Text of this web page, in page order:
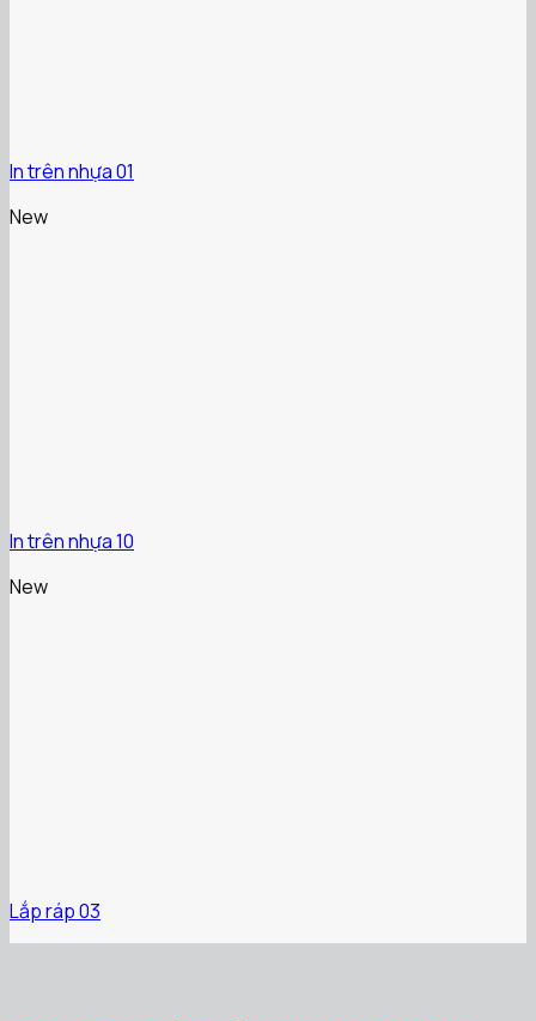
In trên nhựa 01
New
In trên nhựa 10
New
Lắp ráp 03